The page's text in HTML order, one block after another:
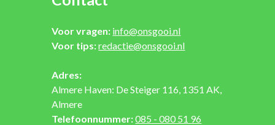
Voor vragen: info@onsgooi.nl
Voor tips:redactie@onsgooi.nl
Adres:
Almere Haven: De Steiger 116, 1351 AK,
Almere
Telefoonnummer:085 - 080 51 96